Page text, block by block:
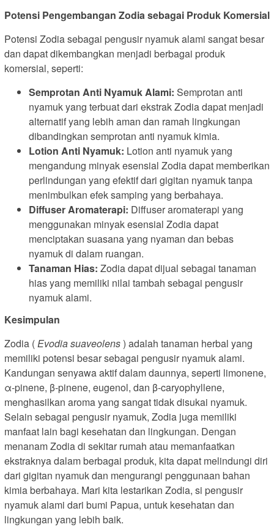
Potensi Pengembangan Zodia sebagai Produk Komersial
Potensi Zodia sebagai pengusir nyamuk alami sangat besar
dan dapat dikembangkan menjadi berbagai produk
komersial, seperti:
Semprotan Anti Nyamuk Alami: Semprotan anti
nyamuk yang terbuat dari ekstrak Zodia dapat menjadi
alternatif yang lebih aman dan ramah lingkungan
dibandingkan semprotan anti nyamuk kimia.
Lotion Anti Nyamuk: Lotion anti nyamuk yang
mengandung minyak esensial Zodia dapat memberikan
perlindungan yang efektif dari gigitan nyamuk tanpa
menimbulkan efek samping yang berbahaya.
Diffuser Aromaterapi: Diffuser aromaterapi yang
menggunakan minyak esensial Zodia dapat
menciptakan suasana yang nyaman dan bebas
nyamuk di dalam ruangan.
Tanaman Hias: Zodia dapat dijual sebagai tanaman
hias yang memiliki nilai tambah sebagai pengusir
nyamuk alami.
Kesimpulan
Zodia (Evodia suaveolens) adalah tanaman herbal yang
memiliki potensi besar sebagai pengusir nyamuk alami.
Kandungan senyawa aktif dalam daunnya, seperti limonene,
α-pinene, β-pinene, eugenol, dan β-caryophyllene,
menghasilkan aroma yang sangat tidak disukai nyamuk.
Selain sebagai pengusir nyamuk, Zodia juga memiliki
manfaat lain bagi kesehatan dan lingkungan. Dengan
menanam Zodia di sekitar rumah atau memanfaatkan
ekstraknya dalam berbagai produk, kita dapat melindungi diri
dari gigitan nyamuk dan mengurangi penggunaan bahan
kimia berbahaya. Mari kita lestarikan Zodia, si pengusir
nyamuk alami dari bumi Papua, untuk kesehatan dan
lingkungan yang lebih baik.